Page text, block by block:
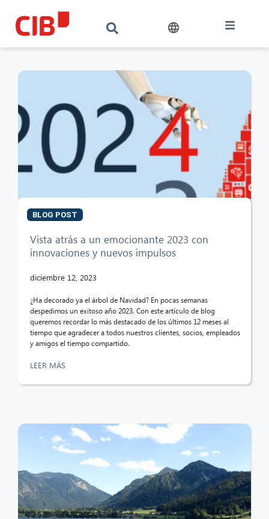
BLOG POST
Vista atrás a un emocionante 2023 con
innovaciones y nuevos impulsos
diciembre 12, 2023
¿Ha decorado ya el árbol de Navidad? En pocas semanas
despedimos un exitoso año 2023. Con este artículo de blog
queremos recordar lo más destacado de los últimos 12 meses al
tiempo que agradecer a todos nuestros clientes, socios, empleados
y amigos el tiempo compartido.
LEER MÁS
CIB AI ChatBot